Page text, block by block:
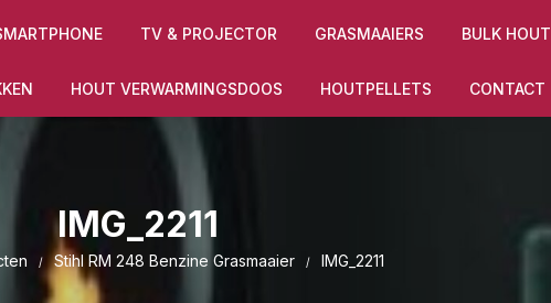
TV & PROJECTOR GRASMAAIERS BULK HOUT
HOUT VERWARMINGSDOOS HOUTPELLETS CONTACT
IMG_2211
Stihl RM 248 Benzine Grasmaaier IMG_2211